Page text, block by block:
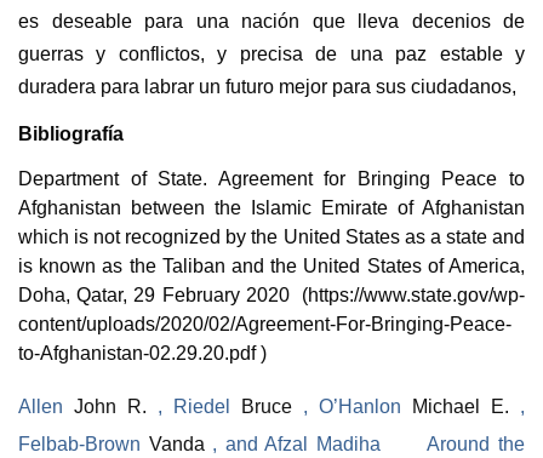
es deseable para una nación que lleva decenios de
guerras y conflictos, y precisa de una paz estable y
duradera para labrar un futuro mejor para sus ciudadanos,
Bibliografía
Department of State. Agreement for Bringing Peace to
Afghanistan between the Islamic Emirate of Afghanistan
which is not recognized by the United States as a state and
is known as the Taliban and the United States of America,
Doha, Qatar, 29 February 2020 (https://www.state.gov/wp-
content/uploads/2020/02/Agreement-For-Bringing-Peace-
to-Afghanistan-02.29.20.pdf )
Allen John R. , Riedel Bruce , O’Hanlon Michael E. ,
Felbab-Brown Vanda , and Afzal MadihaAround the